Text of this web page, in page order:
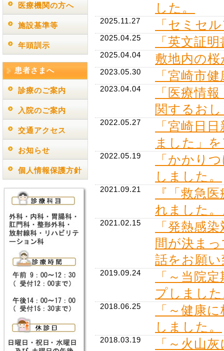
医療機関の方へ
施設基準等
年頭訓示
患者さまへ
診療のご案内
入院のご案内
交通アクセス
お知らせ
個人情報保護方針
した。
2025.11.27 「セミセ
2025.04.25 「英文証
2025.04.04 敷地内の
2023.05.30 「宮崎市
2023.04.04
「医療情
関するお
2022.05.27
「宮崎日
ました」
2022.05.19
「かかり
しました。
2021.09.21
『「救急
れました
2021.02.15
「発熱感
間が決ま
話をお願
2019.09.24
「～当院
プしまし
2018.06.25
「～健康
しました。
2018.03.19
「～火山